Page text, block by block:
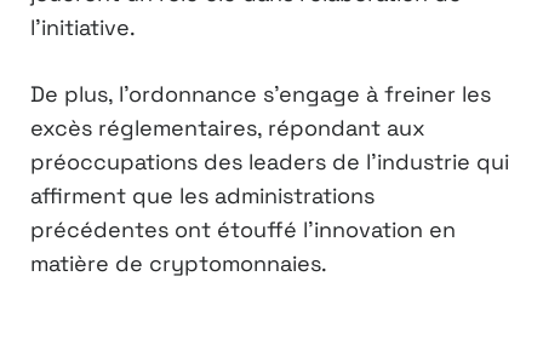
l’initiative.
De plus, l’ordonnance s’engage à freiner les
excès réglementaires, répondant aux
préoccupations des leaders de l’industrie qui
affirment que les administrations
précédentes ont étouffé l’innovation en
matière de cryptomonnaies.